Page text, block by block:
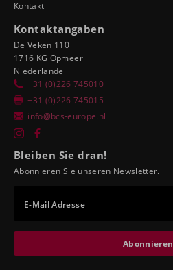
Kontakt
Kontaktangaben
De Veken 110
1716 KG Opmeer
Niederlande
+31 (0)226 745010
+31 (0)226 745015
info@bcs-europe.nl
Bleiben Sie dran!
Abonnieren Sie unseren Newsletter.
E-Mail Adresse
Abonnieren